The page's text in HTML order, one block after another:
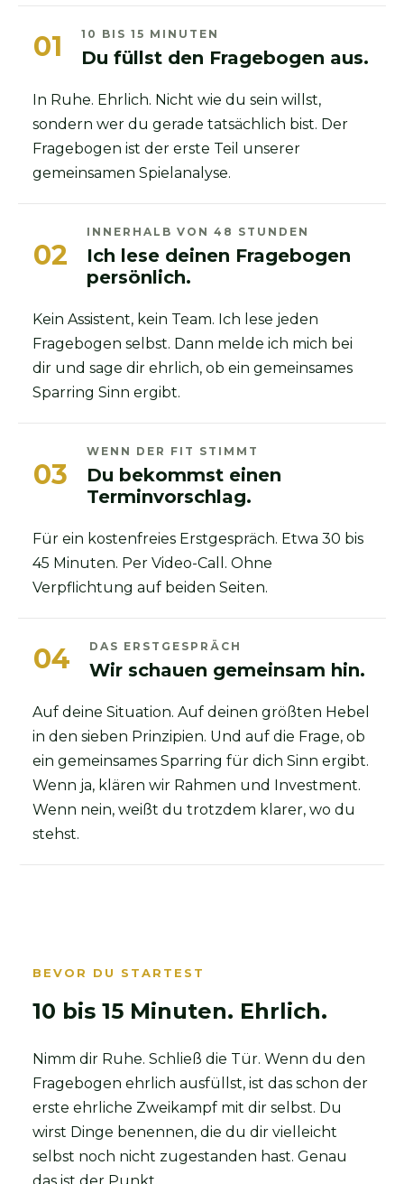
01 10 BIS 15 MINUTEN
Du füllst den Fragebogen aus.
In Ruhe. Ehrlich. Nicht wie du sein willst,
sondern wer du gerade tatsächlich bist. Der
Fragebogen ist der erste Teil unserer
gemeinsamen Spielanalyse.
02
INNERHALB VON 48 STUNDEN
Ich lese deinen Fragebogen
persönlich.
Kein Assistent, kein Team. Ich lese jeden
Fragebogen selbst. Dann melde ich mich bei
dir und sage dir ehrlich, ob ein gemeinsames
Sparring Sinn ergibt.
03
WENN DER FIT STIMMT
Du bekommst einen
Terminvorschlag.
Für ein kostenfreies Erstgespräch. Etwa 30 bis
45 Minuten. Per Video-Call. Ohne
Verpflichtung auf beiden Seiten.
04 DAS ERSTGESPRÄCH
Wir schauen gemeinsam hin.
Auf deine Situation. Auf deinen größten Hebel
in den sieben Prinzipien. Und auf die Frage, ob
ein gemeinsames Sparring für dich Sinn ergibt.
Wenn ja, klären wir Rahmen und Investment.
Wenn nein, weißt du trotzdem klarer, wo du
stehst.
BEVOR DU STARTEST
10 bis 15 Minuten. Ehrlich.
Nimm dir Ruhe. Schließ die Tür. Wenn du den
Fragebogen ehrlich ausfüllst, ist das schon der
erste ehrliche Zweikampf mit dir selbst. Du
wirst Dinge benennen, die du dir vielleicht
selbst noch nicht zugestanden hast. Genau